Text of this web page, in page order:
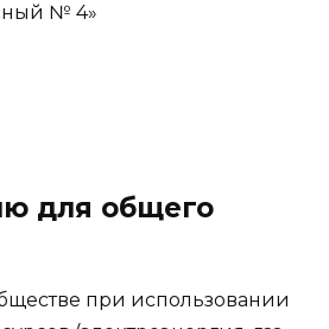
№ 4»
для общего
при использовании